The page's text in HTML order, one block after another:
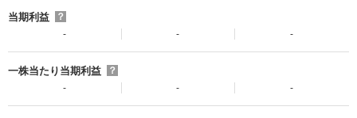
当期利益
？
-
- -
一株当たり当期利益
？
-
- -